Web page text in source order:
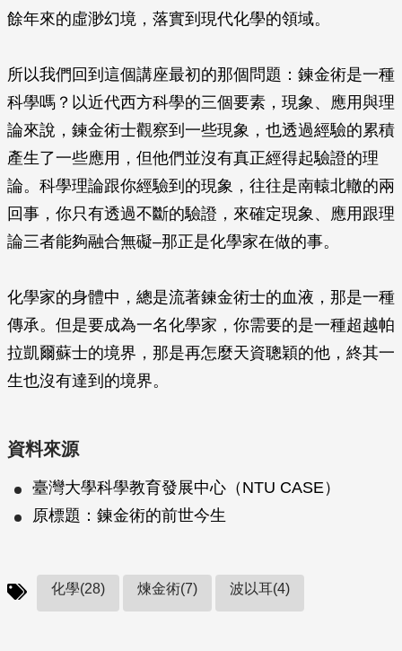
餘年來的虛渺幻境，落實到現代化學的領域。
所以我們回到這個講座最初的那個問題：鍊金術是一種
科學嗎？以近代西方科學的三個要素，現象、應用與理
論來說，鍊金術士觀察到一些現象，也透過經驗的累積
產生了一些應用，但他們並沒有真正經得起驗證的理
論。科學理論跟你經驗到的現象，往往是南轅北轍的兩
回事，你只有透過不斷的驗證，來確定現象、應用跟理
論三者能夠融合無礙–那正是化學家在做的事。
化學家的身體中，總是流著鍊金術士的血液，那是一種
傳承。但是要成為一名化學家，你需要的是一種超越帕
拉凱爾蘇士的境界，那是再怎麼天資聰穎的他，終其一
生也沒有達到的境界。
資料來源
臺灣大學科學教育發展中心（NTU CASE）
原標題：鍊金術的前世今生
化學(28) 煉金術(7) 波以耳(4)